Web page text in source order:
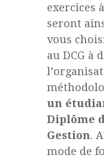
exercices
seront
vous
au DCG à
un
Diplôme
Gestion.
mode de